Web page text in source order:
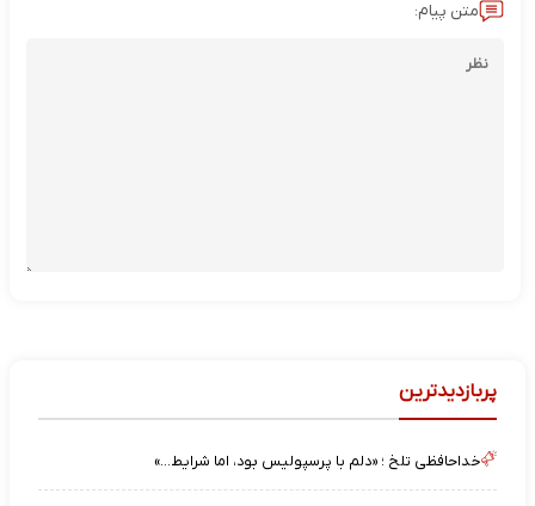
متن پیام:
پربازدیدترین
خداحافظی تلخ ؛ «دلم با پرسپولیس بود، اما شرایط…»